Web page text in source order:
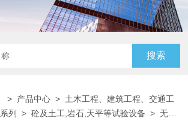
> 产品中心 > 土木工程、建筑工程、交通工
列
>砼及土工,岩石,天平等试验设备 > 无侧